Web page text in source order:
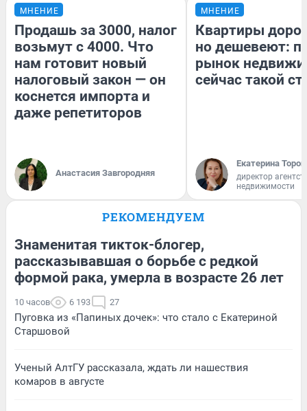
МНЕНИЕ
Продашь за 3000, налог
возьмут с 4000. Что
нам готовит новый
налоговый закон — он
коснется импорта и
даже репетиторов
Анастасия Завгородняя
МНЕНИЕ
Квартиры
но дешевеют:
рынок
сейчас такой
Екатерина
директор
недвижимости
РЕКОМЕНДУЕМ
Знаменитая тикток-блогер,
рассказывавшая о борьбе с редкой
формой рака, умерла в возрасте 26 лет
10 часов 6 193 27
Пуговка из «Папиных дочек»: что стало с Екатериной
Старшовой
Ученый АлтГУ рассказала, ждать ли нашествия
комаров в августе